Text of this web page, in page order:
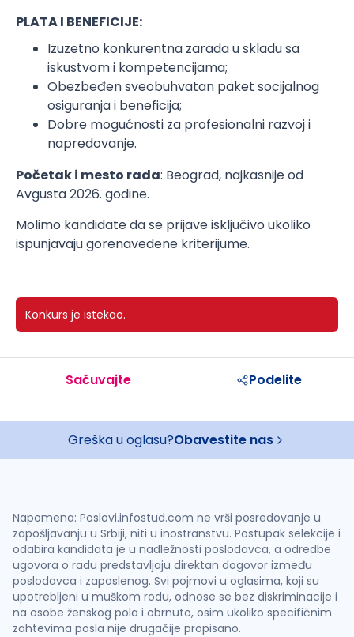
PLATA I BENEFICIJE:
Izuzetno konkurentna zarada u skladu sa
iskustvom i kompetencijama;
Obezbeđen sveobuhvatan paket socijalnog
osiguranja i beneficija;
Dobre mogućnosti za profesionalni razvoj i
napredovanje.
Početak i mesto rada: Beograd, najkasnije od
Avgusta 2026. godine.
Molimo kandidate da se prijave isključivo ukoliko
ispunjavaju gorenavedene kriterijume.
Konkurs je istekao.
Sačuvajte Podelite
Greška u oglasu?Obavestite nas
Napomena: Poslovi.infostud.com ne vrši posredovanje u
zapošljavanju u Srbiji, niti u inostranstvu. Postupak selekcije i
odabira kandidata je u nadležnosti poslodavca, a odredbe
ugovora o radu predstavljaju direktan dogovor između
poslodavca i zaposlenog. Svi pojmovi u oglasima, koji su
upotrebljeni u muškom rodu, odnose se bez diskriminacije i
na osobe ženskog pola i obrnuto, osim ukoliko specifičnim
zahtevima posla nije drugačije propisano.